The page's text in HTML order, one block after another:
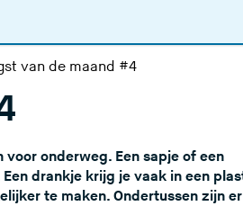
van de maand #4
onderweg. Een sapje of een
drankje krijg je vaak in een
te maken. Ondertussen zijn er